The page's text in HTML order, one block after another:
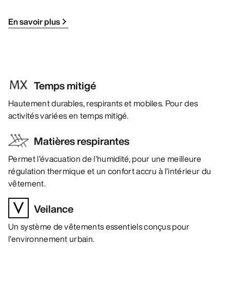
En savoir plus
Temps mitigé
Hautement durables, respirants et mobiles. Pour des
activités variées en temps mitigé.
Matières respirantes
Permet l’évacuation de l’humidité, pour une meilleure
régulation thermique et un confort accru à l’intérieur du
vêtement.
Veilance
Un système de vêtements essentiels conçus pour
l’environnement urbain.